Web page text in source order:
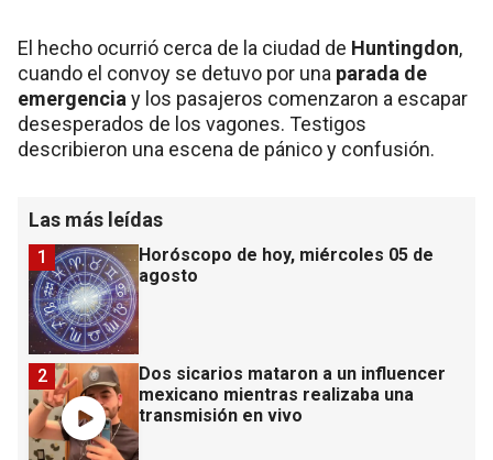
El hecho ocurrió cerca de la ciudad de Huntingdon,
cuando el convoy se detuvo por una parada de
emergencia y los pasajeros comenzaron a escapar
desesperados de los vagones. Testigos
describieron una escena de pánico y confusión.
Las más leídas
Horóscopo de hoy, miércoles 05 de
agosto
1
Dos sicarios mataron a un influencer
mexicano mientras realizaba una
transmisión en vivo
2